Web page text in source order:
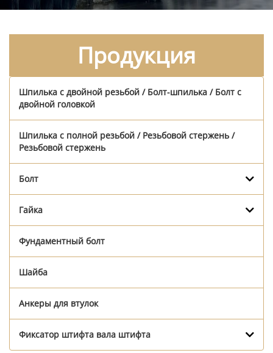
Продукция
Шпилька с двойной резьбой / Болт-шпилька / Болт с
двойной головкой
Шпилька с полной резьбой / Резьбовой стержень /
Резьбовой стержень
Болт
Гайка
Фундаментный болт
Шайба
Анкеры для втулок
Фиксатор штифта вала штифта